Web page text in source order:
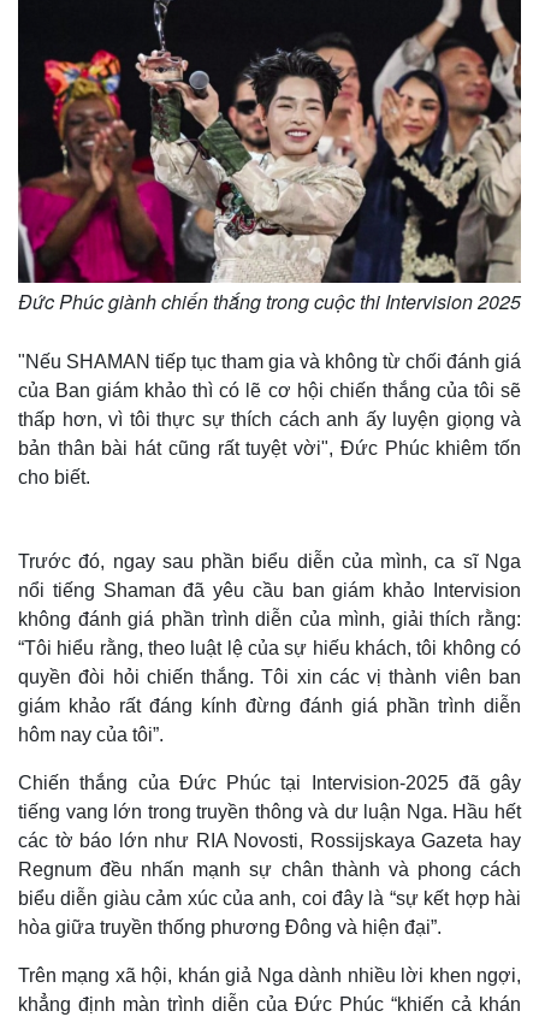
Đức Phúc giành chiến thắng trong cuộc thi Intervision 2025
"Nếu SHAMAN tiếp tục tham gia và không từ chối đánh giá
của Ban giám khảo thì có lẽ cơ hội chiến thắng của tôi sẽ
thấp hơn, vì tôi thực sự thích cách anh ấy luyện giọng và
bản thân bài hát cũng rất tuyệt vời", Đức Phúc khiêm tốn
cho biết.
Trước đó, ngay sau phần biểu diễn của mình, ca sĩ Nga
nổi tiếng Shaman đã yêu cầu ban giám khảo Intervision
không đánh giá phần trình diễn của mình, giải thích rằng:
“Tôi hiểu rằng, theo luật lệ của sự hiếu khách, tôi không có
quyền đòi hỏi chiến thắng. Tôi xin các vị thành viên ban
giám khảo rất đáng kính đừng đánh giá phần trình diễn
hôm nay của tôi”.
Chiến thắng của Đức Phúc tại Intervision-2025 đã gây
tiếng vang lớn trong truyền thông và dư luận Nga. Hầu hết
các tờ báo lớn như RIA Novosti, Rossijskaya Gazeta hay
Regnum đều nhấn mạnh sự chân thành và phong cách
biểu diễn giàu cảm xúc của anh, coi đây là “sự kết hợp hài
hòa giữa truyền thống phương Đông và hiện đại”.
Trên mạng xã hội, khán giả Nga dành nhiều lời khen ngợi,
khẳng định màn trình diễn của Đức Phúc “khiến cả khán